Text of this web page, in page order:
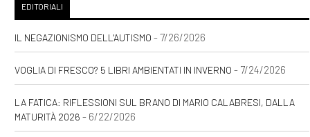
EDITORIALI
IL NEGAZIONISMO DELL'AUTISMO - 7/26/2026
VOGLIA DI FRESCO? 5 LIBRI AMBIENTATI IN INVERNO - 7/24/2026
LA FATICA: RIFLESSIONI SUL BRANO DI MARIO CALABRESI, DALLA
MATURITÀ 2026 - 6/22/2026